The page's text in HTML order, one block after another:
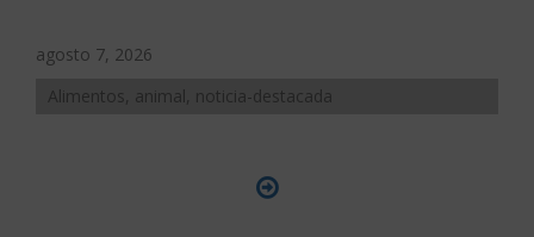
agosto 7, 2026
Alimentos, animal, noticia-destacada